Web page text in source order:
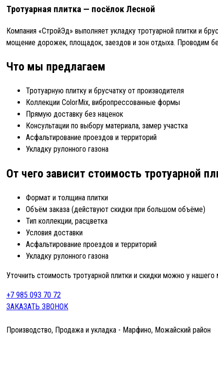
Тротуарная плитка — посёлок Лесной
Компания «СтройЭд» выполняет укладку тротуарной плитки и
мощение дорожек, площадок, заездов и зон отдыха. Проводим
Что мы предлагаем
Тротуарную плитку и брусчатку от производителя
Коллекции ColorMix, вибропрессованные формы
Прямую доставку без наценок
Консультации по выбору материала, замер участка
Асфальтирование проездов и территорий
Укладку рулонного газона
От чего зависит стоимость тротуарной
Формат и толщина плитки
Объём заказа (действуют скидки при большом объёме)
Тип коллекции, расцветка
Условия доставки
Асфальтирование проездов и территорий
Укладку рулонного газона
Уточнить стоимость тротуарной плитки и скидки можно у
+7 985 093 70 72
ЗАКАЗАТЬ ЗВОНОК
Производство, Продажа и укладка - Марфино, Можайский район